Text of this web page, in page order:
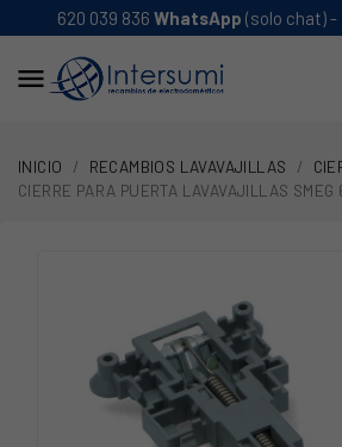
620 039 836 WhatsApp (solo chat) -

INICIO RECAMBIOS LAVAVAJILLAS
CIERRE PARA PUERTA LAVAVAJILLAS